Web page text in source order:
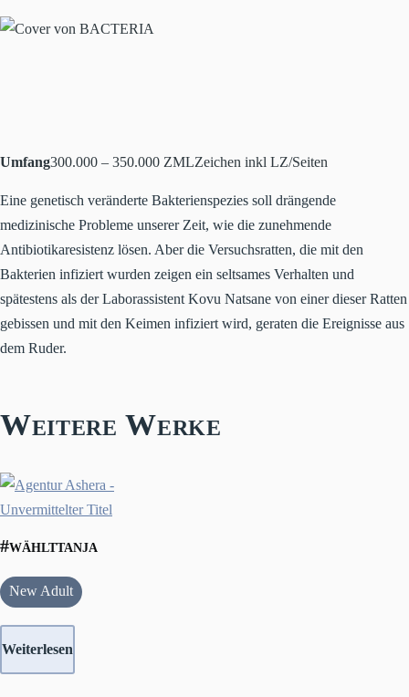
Umfang300.000 – 350.000 ZMLZeichen inkl LZ/Seiten
Eine genetisch veränderte Bakterienspezies soll drängende
medizinische Probleme unserer Zeit, wie die zunehmende
Antibiotikaresistenz lösen. Aber die Versuchsratten, die mit den
Bakterien infiziert wurden zeigen ein seltsames Verhalten und
spätestens als der Laborassistent Kovu Natsane von einer dieser Ratten
gebissen und mit den Keimen infiziert wird, geraten die Ereignisse aus
dem Ruder.
Weitere Werke
#wählttanja
New Adult
Weiterlesen